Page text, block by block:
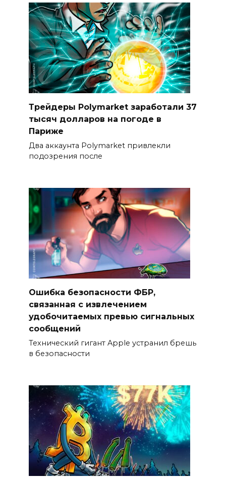
Трейдеры Polymarket заработали 37
тысяч долларов на погоде в
Париже
Два аккаунта Polymarket привлекли
подозрения после
Ошибка безопасности ФБР,
связанная с извлечением
удобочитаемых превью сигнальных
сообщений
Технический гигант Apple устранил брешь
в безопасности